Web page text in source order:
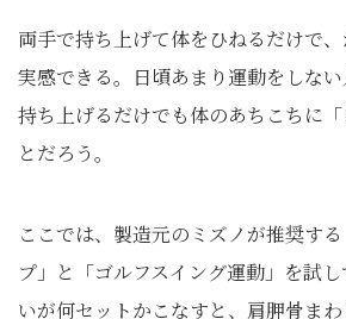
両手で持ち上げて体をひねるだけで
実感できる。日頃あまり運動をしな
持ち上げるだけでも体のあちこちに
とだろう。
ここでは、製造元のミズノが推奨す
プ」と「ゴルフスイング運動」を試
いが何セットかこなすと、肩胛骨ま